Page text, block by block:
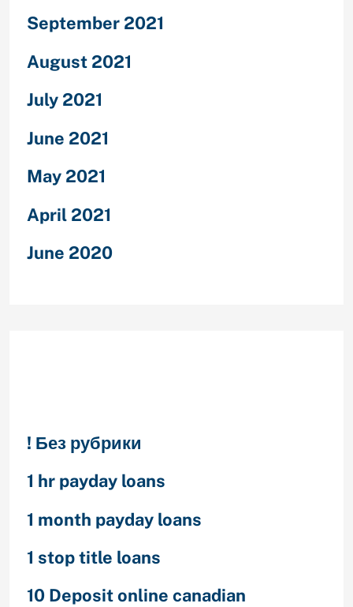
September 2021
August 2021
July 2021
June 2021
May 2021
April 2021
June 2020
! Без рубрики
1 hr payday loans
1 month payday loans
1 stop title loans
10 Deposit online canadian